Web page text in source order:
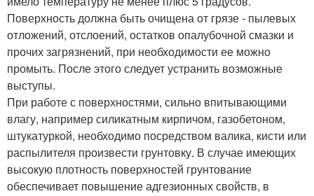
Поверхность должна быть очищена от грязе - пылевых
отложений, отслоений, остатков опалубочной смазки и
прочих загрязнений, при необходимости ее можно
промыть. После этого следует устранить возможные
выступы.
При работе с поверхностями, сильно впитывающими
влагу, например силикатным кирпичом, газобетоном,
штукатуркой, необходимо посредством валика, кисти или
распылителя произвести грунтовку. В случае имеющих
высокую плотность поверхностей грунтование
обеспечивает повышение адгезионных свойств, в